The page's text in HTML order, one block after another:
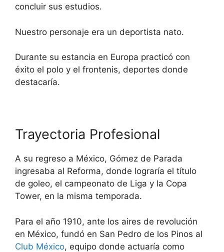
concluir sus estudios.
Nuestro personaje era un deportista nato.
Durante su estancia en Europa practicó con
éxito el polo y el frontenis, deportes donde
destacaría.
Trayectoria Profesional
A su regreso a México, Gómez de Parada
ingresaba al Reforma, donde lograría el título
de goleo, el campeonato de Liga y la Copa
Tower, en la misma temporada.
Para el año 1910, ante los aires de revolución
en México, fundó en San Pedro de los Pinos al
Club México, equipo donde actuaría como